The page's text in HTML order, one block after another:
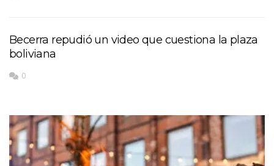
Becerra repudió un video que cuestiona la plaza
boliviana
0